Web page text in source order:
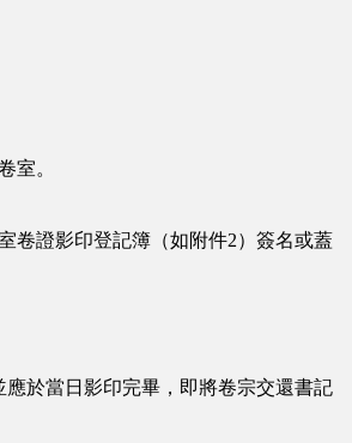
室。
證影印登記簿（如附件2）簽名或蓋
於當日影印完畢，即將卷宗交還書記